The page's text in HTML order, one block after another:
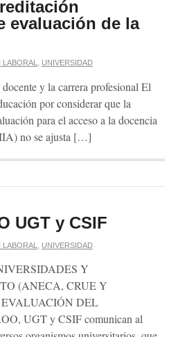
evaluación de la
LABORAL UNIVERSIDAD
y la carrera profesional El
por considerar que la
para el acceso a la docencia
no se ajusta […]
UGT y CSIF
LABORAL UNIVERSIDAD
Y
(ANECA, CRUE Y
DEL
UGT y CSIF comunican al